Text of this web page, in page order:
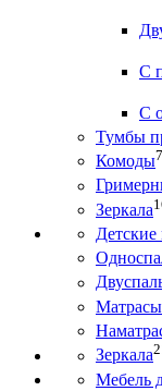
С
С
Тумбы
Комоды
Зеркала
Детские
Зеркала
Мебель